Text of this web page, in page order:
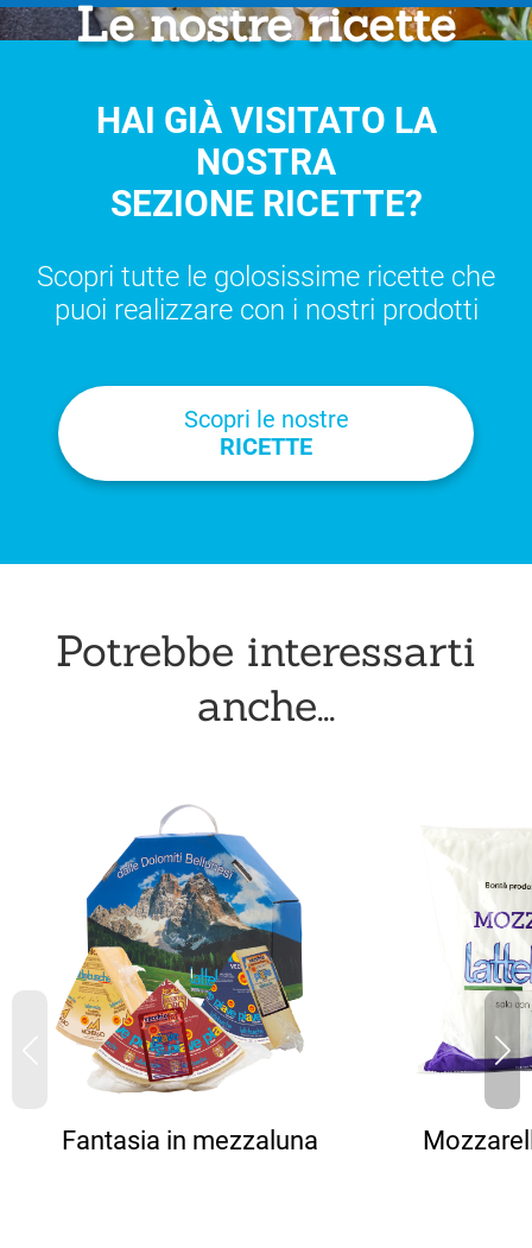
Le nostre ricette
HAI GIÀ VISITATO LA
NOSTRA
SEZIONE RICETTE?
Scopri tutte le golosissime ricette che
puoi realizzare con i nostri prodotti
Scopri le nostre
RICETTE
Potrebbe interessarti
anche...
Fantasia in mezzaluna